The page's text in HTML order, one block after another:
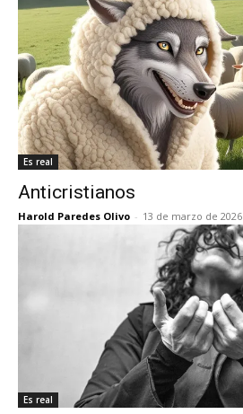
Es real
Anticristianos
Harold Paredes Olivo - 13 de marzo de 2026
Es real